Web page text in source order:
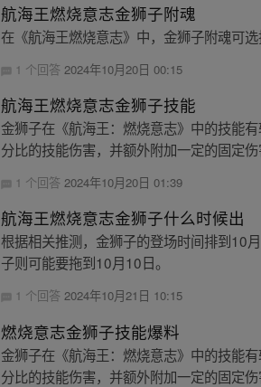
航海王燃烧意志金狮子附魂
在《航海王燃烧意志》中，金狮子附魂可
1 个回答2024年10月20日 00:15
航海王燃烧意志金狮子技能
金狮子在《航海王：燃烧意志》中的技能
分比的技能伤害，并额外附加一定的固定
1 个回答2024年10月20日 01:39
航海王燃烧意志金狮子什么时候出
根据相关推测，金狮子的登场时间排到10
子则可能要拖到10月10日。
1 个回答2024年10月21日 10:15
燃烧意志金狮子技能爆料
金狮子在《航海王：燃烧意志》中的技能
分比的技能伤害，并额外附加一定的固定